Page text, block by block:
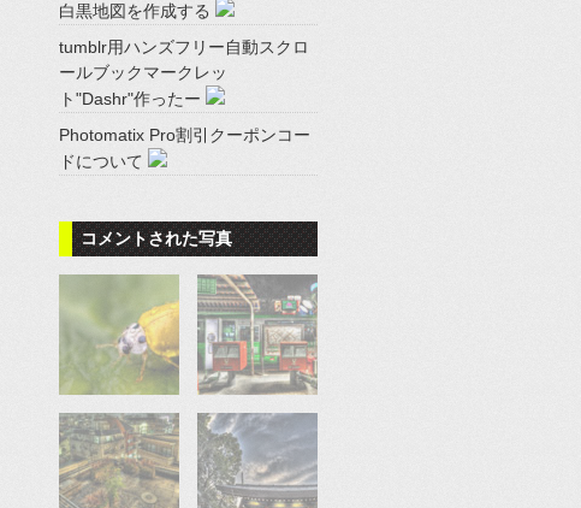
白黒地図を作成する
tumblr用ハンズフリー自動スクロ
ールブックマークレッ
ト"Dashr"作ったー
Photomatix Pro割引クーポンコー
ドについて
コメントされた写真